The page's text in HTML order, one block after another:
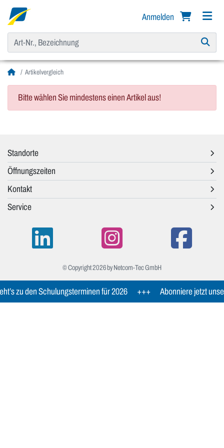
Anmelden
Artikelvergleich
Bitte wählen Sie mindestens einen Artikel aus!
Standorte
Öffnungszeiten
Kontakt
Service
© Copyright 2026 by Netcom-Tec GmbH
zu den Schulungsterminen für 2026 +++ Abonniere jetzt